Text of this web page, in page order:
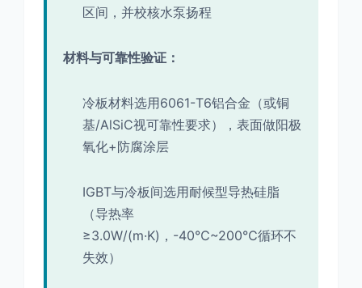
区间，并校核水泵扬程
材料与可靠性验证：
冷板材料选用6061-T6铝合金（或铜
基/AlSiC视可靠性要求），表面做阳极
氧化+防腐涂层
IGBT与冷板间选用耐候型导热硅脂
（导热率
≥3.0W/(m·K)，-40℃~200℃循环不
失效）